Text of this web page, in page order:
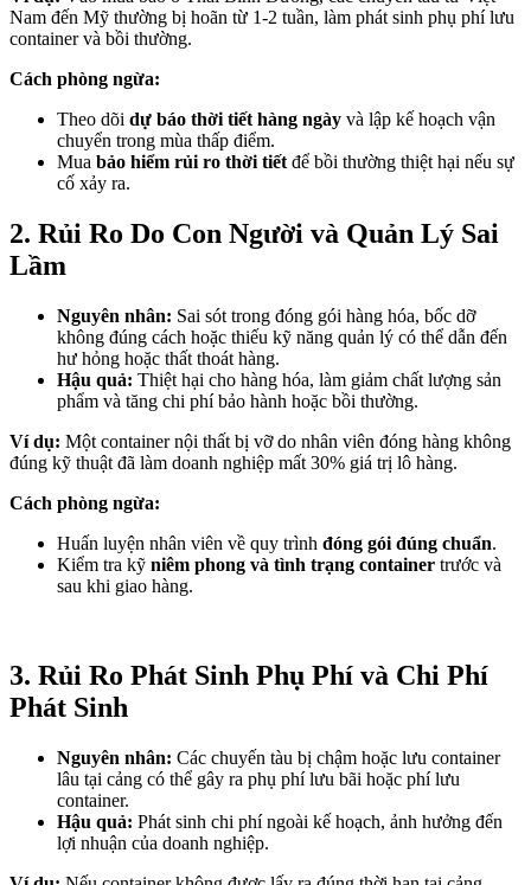
Nam đến Mỹ thường bị hoãn từ 1-2 tuần, làm phát sinh phụ phí lưu
container và bồi thường.
Cách phòng ngừa:
Theo dõi dự báo thời tiết hàng ngày và lập kế hoạch vận
chuyển trong mùa thấp điểm.
Mua bảo hiểm rủi ro thời tiết để bồi thường thiệt hại nếu sự
cố xảy ra.
2. Rủi Ro Do Con Người và Quản Lý Sai
Lầm
Nguyên nhân: Sai sót trong đóng gói hàng hóa, bốc dỡ
không đúng cách hoặc thiếu kỹ năng quản lý có thể dẫn đến
hư hỏng hoặc thất thoát hàng.
Hậu quả: Thiệt hại cho hàng hóa, làm giảm chất lượng sản
phẩm và tăng chi phí bảo hành hoặc bồi thường.
Ví dụ: Một container nội thất bị vỡ do nhân viên đóng hàng không
đúng kỹ thuật đã làm doanh nghiệp mất 30% giá trị lô hàng.
Cách phòng ngừa:
Huấn luyện nhân viên về quy trình đóng gói đúng chuẩn.
Kiểm tra kỹ niêm phong và tình trạng container trước và
sau khi giao hàng.
3. Rủi Ro Phát Sinh Phụ Phí và Chi Phí
Phát Sinh
Nguyên nhân: Các chuyến tàu bị chậm hoặc lưu container
lâu tại cảng có thể gây ra phụ phí lưu bãi hoặc phí lưu
container.
Hậu quả: Phát sinh chi phí ngoài kế hoạch, ảnh hưởng đến
lợi nhuận của doanh nghiệp.